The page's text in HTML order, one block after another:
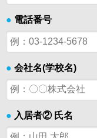
● 電話番号
● 会社名(学校名)
● 入居者② 氏名